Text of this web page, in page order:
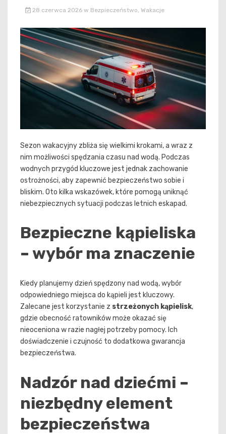
28 czerwca 2026 w Bezpieczeństwo, Wakacje
Sezon wakacyjny zbliża się wielkimi krokami, a wraz z
nim możliwości spędzania czasu nad wodą. Podczas
wodnych przygód kluczowe jest jednak zachowanie
ostrożności, aby zapewnić bezpieczeństwo sobie i
bliskim. Oto kilka wskazówek, które pomogą uniknąć
niebezpiecznych sytuacji podczas letnich eskapad.
Bezpieczne kąpieliska
– wybór ma znaczenie
Kiedy planujemy dzień spędzony nad wodą, wybór
odpowiedniego miejsca do kąpieli jest kluczowy.
Zalecane jest korzystanie z strzeżonych kąpielisk,
gdzie obecność ratowników może okazać się
nieoceniona w razie nagłej potrzeby pomocy. Ich
doświadczenie i czujność to dodatkowa gwarancja
bezpieczeństwa.
Nadzór nad dziećmi –
niezbędny element
bezpieczeństwa